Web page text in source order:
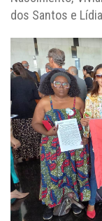
dos Santos e